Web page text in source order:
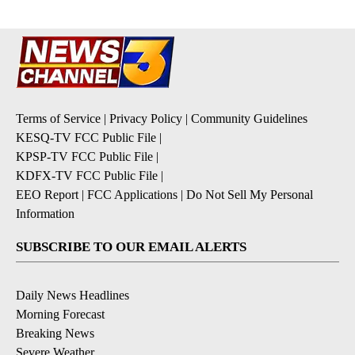
Terms of Service Privacy Policy
Community Guidelines
KESQ-TV FCC Public File
KPSP-TV FCC Public File
KDFX-TV FCC Public File
EEO Report| FCC Applications
Do Not Sell My Personal
Information
SUBSCRIBE TO OUR EMAIL ALERTS
Daily News Headlines
Morning Forecast
Breaking News